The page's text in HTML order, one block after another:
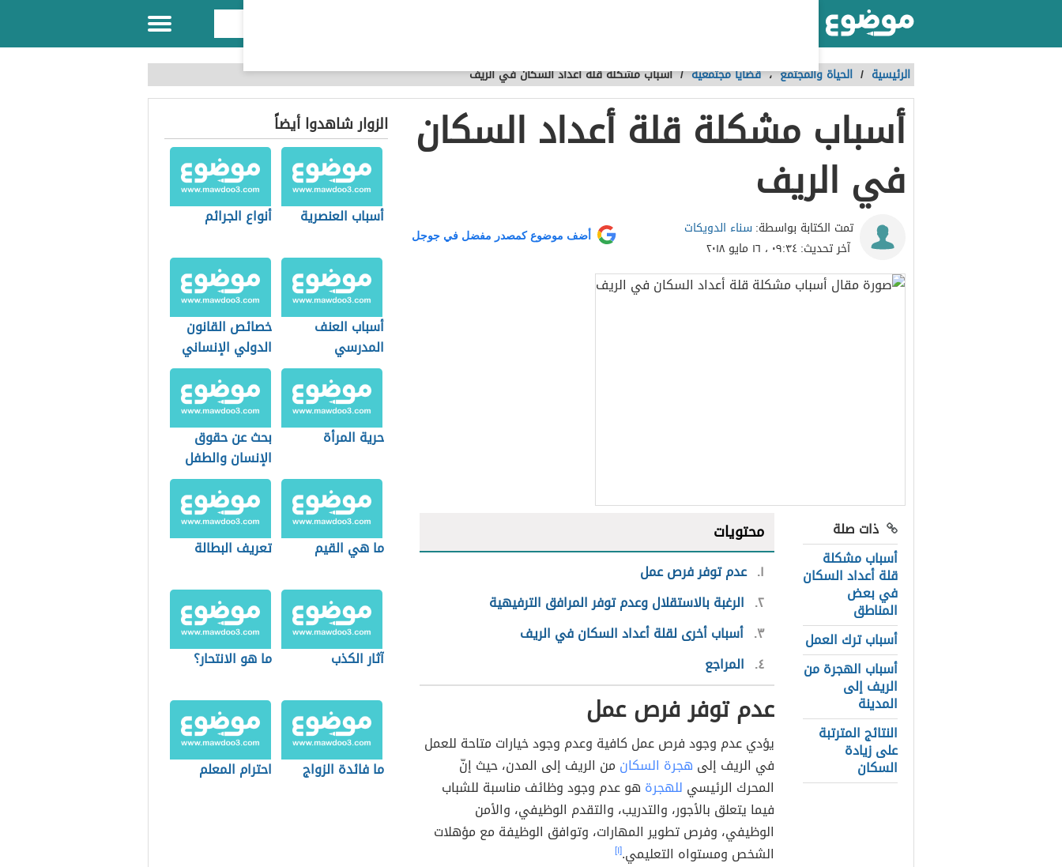
الرئيسية / الحياة والمجتمع،قضايا مجتمعية /أسباب مشكلة قلة أعداد السكان في الريف
أسباب مشكلة قلة أعداد السكان
في الريف
تمت الكتابة بواسطة:سناء الدويكات
آخر تحديث:٠٩:٣٤ ، ١٦ مايو ٢٠١٨
أضف موضوع كمصدر مفضل في جوجل
ذات صلة
أسباب مشكلة
قلة أعداد السكان
في بعض
المناطق
أسباب ترك العمل
أسباب الهجرة من
الريف إلى
المدينة
النتائج المترتبة
على زيادة
السكان
محتويات
١ عدم توفر فرص عمل
٢ الرغبة بالاستقلال وعدم توفر المرافق الترفيهية
٣ أسباب أخرى لقلة أعداد السكان في الريف
٤ المراجع
عدم توفر فرص عمل
يؤدي عدم وجود فرص عمل كافية وعدم وجود خيارات متاحة للعمل
في الريف إلى هجرة السكان من الريف إلى المدن، حيث إنّ
المحرك الرئيسي للهجرة هو عدم وجود وظائف مناسبة للشباب
فيما يتعلق بالأجور، والتدريب، والتقدم الوظيفي، والأمن
الوظيفي، وفرص تطوير المهارات، وتوافق الوظيفة مع مؤهلات
الشخص ومستواه التعليمي.[١]
الزوار شاهدوا أيضاً
أسباب العنصرية أنواع الجرائم
أسباب العنف
المدرسي
خصائص القانون
الدولي الإنساني
حرية المرأة
بحث عن حقوق
الإنسان والطفل
ما هي القيم تعريف البطالة
آثار الكذب ما هو الانتحار؟
ما فائدة الزواج احترام المعلم